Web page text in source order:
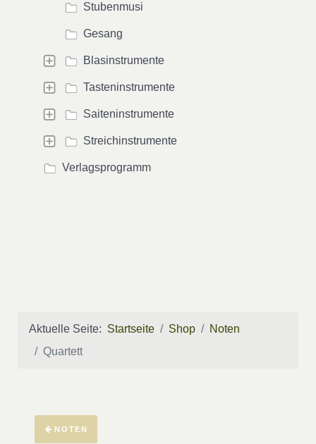
Stubenmusi
Gesang
Blasinstrumente
Tasteninstrumente
Saiteninstrumente
Streichinstrumente
Verlagsprogramm
Aktuelle Seite: Startseite Shop
Noten
Quartett
NOTEN